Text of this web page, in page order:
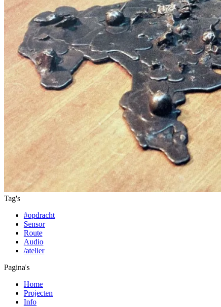
Tag's
#opdracht
Sensor
Route
Audio
/atelier
Pagina's
Home
Projecten
Info